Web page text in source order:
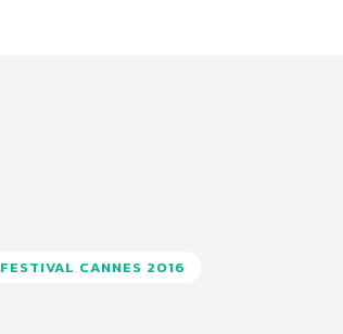
FESTIVAL CANNES 2016